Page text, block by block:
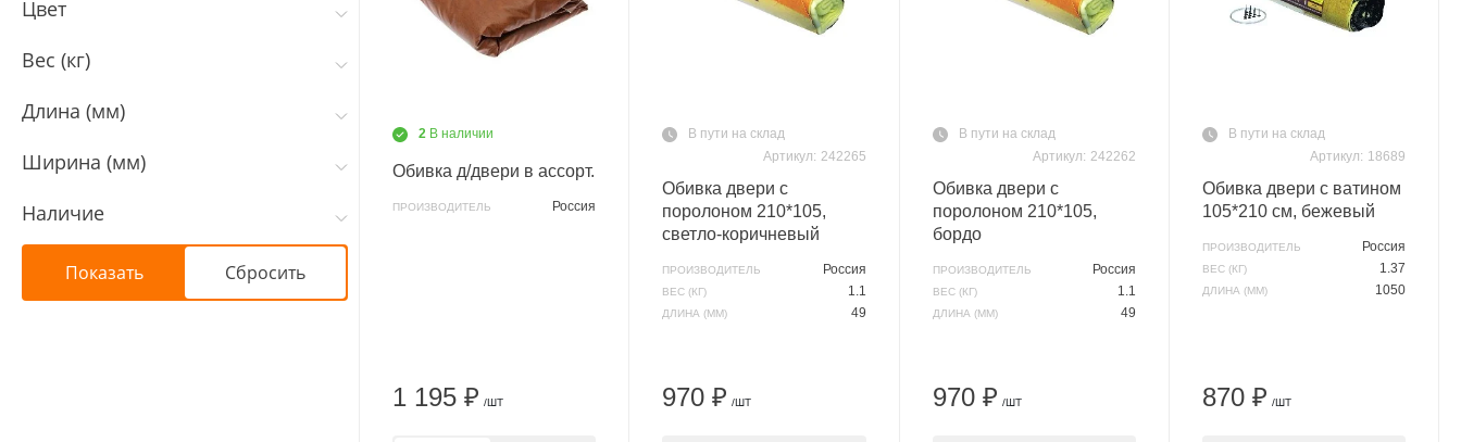
Цвет
Вес (кг)
Длина (мм)
Ширина (мм)
Наличие
2 В наличии
Обивка д/двери в ассорт.
ПРОИЗВОДИТЕЛЬ Россия
1 195 ₽ /ШТ
В пути на склад
Артикул: 242265
Обивка двери с
поролоном 210*105,
светло-коричневый
ПРОИЗВОДИТЕЛЬ Россия
ВЕС (КГ) 1.1
ДЛИНА (ММ) 49
970 ₽ /ШТ
В пути на склад
Артикул: 242262
Обивка двери с
поролоном 210*105,
бордо
ПРОИЗВОДИТЕЛЬ Россия
ВЕС (КГ) 1.1
ДЛИНА (ММ) 49
970 ₽ /ШТ
В пути на склад
Артикул: 18689
Обивка двери с ватином
105*210 см, бежевый
ПРОИЗВОДИТЕЛЬ Россия
ВЕС (КГ) 1.37
ДЛИНА (ММ) 1050
870 ₽ /ШТ